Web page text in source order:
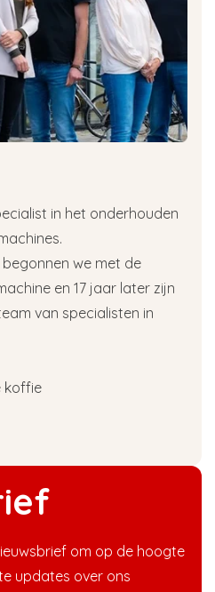
om op de hoogte
updates over ons
in het onderhouden
we met de
en 17 jaar later zijn
van specialisten in
koffie